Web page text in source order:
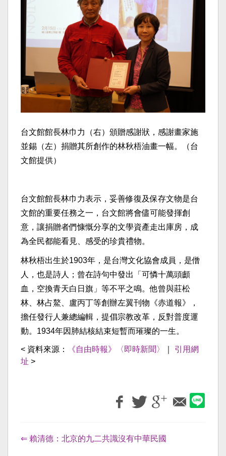
台文館館長林巾力（右）頒贈感謝狀，感謝畫家施
並錫（左）捐贈其所創作的林秋梧油畫一幅。（台
文館提供）
台文館館長林巾力表示，妥善修復及保存文物是台
文館的重要任務之一，台文館將會儘可能發揮創
意，讓捐贈者們慷慨分享的文學資產走出庫房，成
為全民都能看見、感受的珍貴禮物。
林秋梧出生於1903年，是台灣文化協會成員，是僧
人，也是詩人；曾在詩句中發出「可憐十萬頭顱
血，空換青天白日旗」等不平之鳴。他曾與莊松
林、林占鰲、盧丙丁等創辦左翼刊物《赤道報》，
擔任發行人兼總編輯，提倡宗教改革，反對普度運
動。1934年因肺結核結束短暫而璀璨的一生。
< 資料來源： 《自由時報》〈即時新聞〉
引用網
址 >
⇐ 賴清德：北京的九二共識沒有中華民國